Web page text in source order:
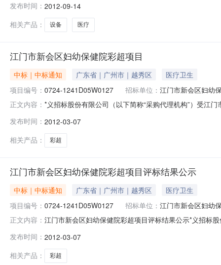
金额：包号（品目名）中标供应商名称中标金额（元）
发布时间： 2012-09-14
相关产品：
设备 医疗
江门市新会区妇幼保健院彩超项目
中标｜中标通知 广东省｜广州市｜越秀区
医疗卫生
项目编号： 0724-1241D05W0127 招标单位： 江门市新会区妇幼
正文内容： *义招标股份有限公司（以下简称“采购代理机构”）受江
勒超声诊断仪1套中标供应商名称：南昌市飞翔医疗器械
年3月7日公示，公示
发布时间： 2012-03-07
相关产品：
彩超
江门市新会区妇幼保健院彩超项目评标结果公示
中标｜中标通知 广东省｜广州市｜越秀区
医疗卫生
项目编号： 0724-1241D05W0127 招标单位： 江门市新会区妇幼
正文内容： 江门市新会区妇幼保健院彩超项目评标结果公示*义招标
标金额：设备名称、数量：彩色多普勒超声诊断仪1套中
RMB3,630,000二、公示期
发布时间： 2012-03-07
相关产品：
彩超